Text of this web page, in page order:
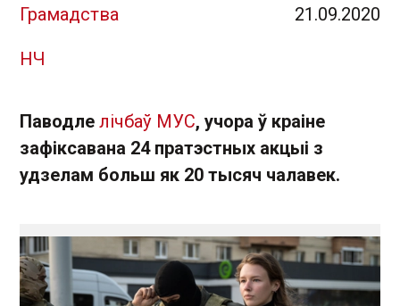
Грамадства 21.09.2020
НЧ
Паводле лічбаў МУС, учора ў краіне
зафіксавана 24 пратэстных акцыі з
удзелам больш як 20 тысяч чалавек.